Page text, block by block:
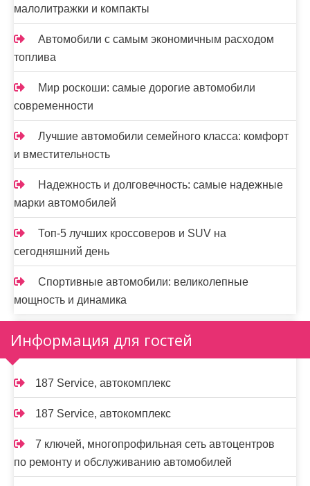
малолитражки и компакты
Автомобили с самым экономичным расходом
топлива
Мир роскоши: самые дорогие автомобили
современности
Лучшие автомобили семейного класса: комфорт
и вместительность
Надежность и долговечность: самые надежные
марки автомобилей
Топ-5 лучших кроссоверов и SUV на
сегодняшний день
Спортивные автомобили: великолепные
мощность и динамика
Информация для гостей
187 Service, автокомплекс
187 Service, автокомплекс
7 ключей, многопрофильная сеть автоцентров
по ремонту и обслуживанию автомобилей